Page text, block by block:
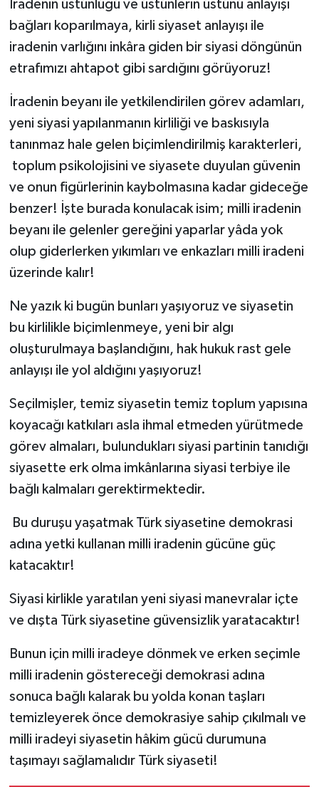
İradenin üstünlüğü ve üstünlerin üstünü anlayışı
bağları koparılmaya, kirli siyaset anlayışı ile
iradenin varlığını inkâra giden bir siyasi döngünün
etrafımızı ahtapot gibi sardığını görüyoruz!
İradenin beyanı ile yetkilendirilen görev adamları,
yeni siyasi yapılanmanın kirliliği ve baskısıyla
tanınmaz hale gelen biçimlendirilmiş karakterleri,
toplum psikolojisini ve siyasete duyulan güvenin
ve onun figürlerinin kaybolmasına kadar gideceğe
benzer! İşte burada konulacak isim; milli iradenin
beyanı ile gelenler gereğini yaparlar yâda yok
olup giderlerken yıkımları ve enkazları milli iradeni
üzerinde kalır!
Ne yazık ki bugün bunları yaşıyoruz ve siyasetin
bu kirlilikle biçimlenmeye, yeni bir algı
oluşturulmaya başlandığını, hak hukuk rast gele
anlayışı ile yol aldığını yaşıyoruz!
Seçilmişler, temiz siyasetin temiz toplum yapısına
koyacağı katkıları asla ihmal etmeden yürütmede
görev almaları, bulundukları siyasi partinin tanıdığı
siyasette erk olma imkânlarına siyasi terbiye ile
bağlı kalmaları gerektirmektedir.
Bu duruşu yaşatmak Türk siyasetine demokrasi
adına yetki kullanan milli iradenin gücüne güç
katacaktır!
Siyasi kirlikle yaratılan yeni siyasi manevralar içte
ve dışta Türk siyasetine güvensizlik yaratacaktır!
Bunun için milli iradeye dönmek ve erken seçimle
milli iradenin göstereceği demokrasi adına
sonuca bağlı kalarak bu yolda konan taşları
temizleyerek önce demokrasiye sahip çıkılmalı ve
milli iradeyi siyasetin hâkim gücü durumuna
taşımayı sağlamalıdır Türk siyaseti!